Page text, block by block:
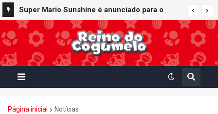
Super Mario Sunshine é anunciado para o
Nintendo GameCube - Nintendo Classics do
Nintendo Switch Online
Página inicial Notícias